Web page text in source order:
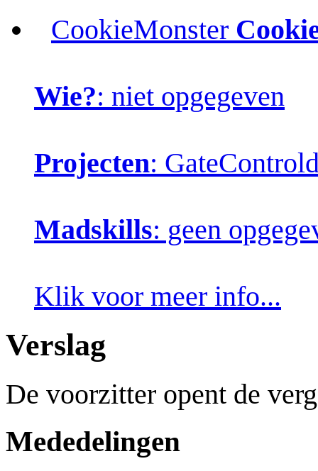
CookieMonster
Wie?: niet opgegeven
Projecten:
Madskills: geen
Klik voor meer info...
Verslag
De voorzitter opent de
Mededelingen